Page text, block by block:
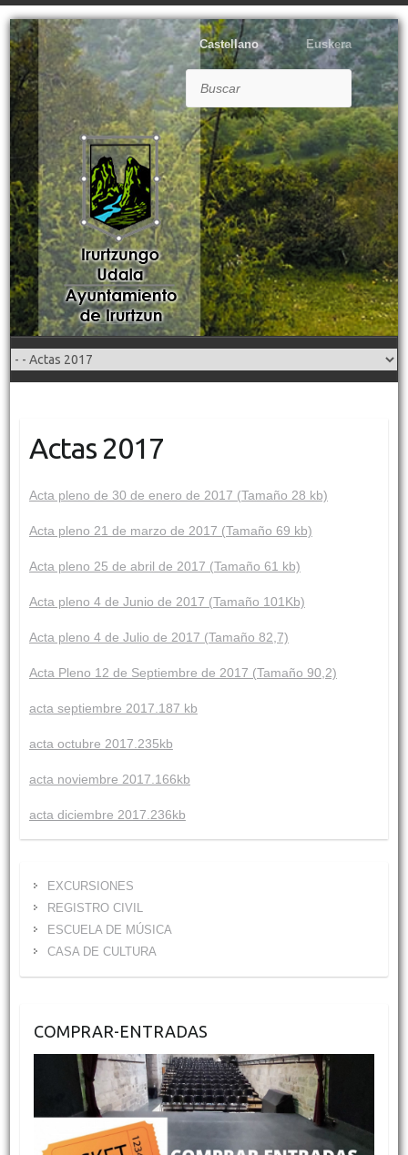
Castellano Euskera
Actas 2017
Acta pleno de 30 de enero de 2017 (Tamaño 28 kb)
Acta pleno 21 de marzo de 2017 (Tamaño 69 kb)
Acta pleno 25 de abril de 2017 (Tamaño 61 kb)
Acta pleno 4 de Junio de 2017 (Tamaño 101Kb)
Acta pleno 4 de Julio de 2017 (Tamaño 82,7)
Acta Pleno 12 de Septiembre de 2017 (Tamaño 90,2)
acta septiembre 2017.187 kb
acta octubre 2017.235kb
acta noviembre 2017.166kb
acta diciembre 2017.236kb
EXCURSIONES
REGISTRO CIVIL
ESCUELA DE MÚSICA
CASA DE CULTURA
COMPRAR-ENTRADAS